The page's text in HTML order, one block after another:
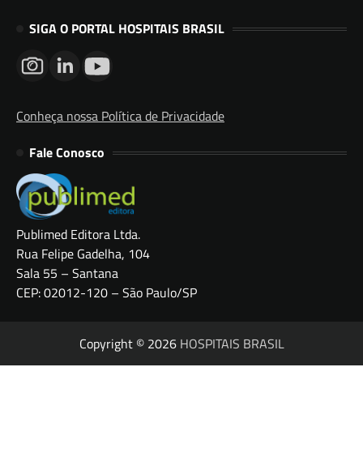
SIGA O PORTAL HOSPITAIS BRASIL
Conheça nossa Política de Privacidade
Fale Conosco
Publimed Editora Ltda.
Rua Felipe Gadelha, 104
Sala 55 – Santana
CEP: 02012-120 – São Paulo/SP
Copyright © 2026 HOSPITAIS BRASIL